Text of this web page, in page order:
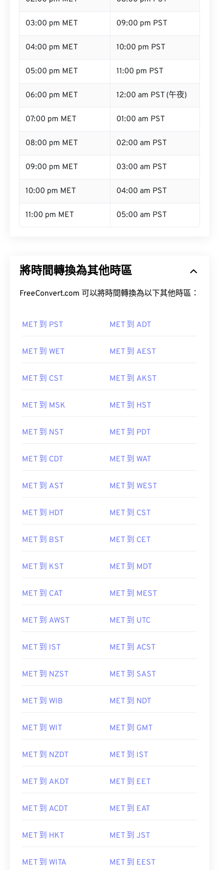
03:00 pm MET 09:00 pm PST
04:00 pm MET 10:00 pm PST
05:00 pm MET 11:00 pm PST
06:00 pm MET 12:00 am PST (午夜)
07:00 pm MET 01:00 am PST
08:00 pm MET 02:00 am PST
09:00 pm MET 03:00 am PST
10:00 pm MET 04:00 am PST
11:00 pm MET 05:00 am PST
將時間轉換為其他時區
FreeConvert.com 可以將時間轉換為以下其他時區：
MET 到 PST MET 到 ADT
MET 到 WET MET 到 AEST
MET 到 CST MET 到 AKST
MET 到 MSK MET 到 HST
MET 到 NST MET 到 PDT
MET 到 CDT MET 到 WAT
MET 到 AST MET 到 WEST
MET 到 HDT MET 到 CST
MET 到 BST MET 到 CET
MET 到 KST MET 到 MDT
MET 到 CAT MET 到 MEST
MET 到 AWST MET 到 UTC
MET 到 IST MET 到 ACST
MET 到 NZST MET 到 SAST
MET 到 WIB MET 到 NDT
MET 到 WIT MET 到 GMT
MET 到 NZDT MET 到 IST
MET 到 AKDT MET 到 EET
MET 到 ACDT MET 到 EAT
MET 到 HKT MET 到 JST
MET 到 WITA MET 到 EEST